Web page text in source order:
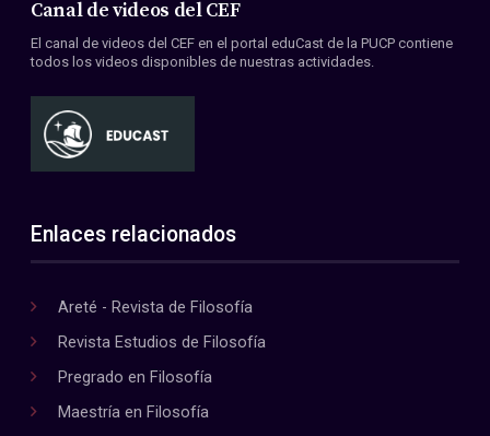
Canal de videos del CEF
El canal de videos del CEF en el portal eduCast de la PUCP contiene
todos los videos disponibles de nuestras actividades.
Enlaces relacionados
Areté - Revista de Filosofía
Revista Estudios de Filosofía
Pregrado en Filosofía
Maestría en Filosofía